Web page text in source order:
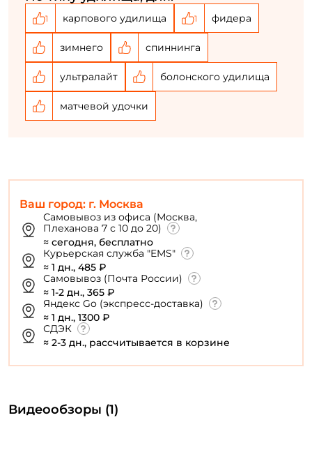
Ваш город: г. Москва
Самовывоз из офиса (Москва,
Плеханова 7 с 10 до 20)
≈ сегодня, бесплатно
Курьерская служба "EMS"
≈ 1 дн., 485 ₽
Самовывоз (Почта России)
≈ 1-2 дн., 365 ₽
Яндекс Go (экспресс-доставка)
≈ 1 дн., 1300 ₽
СДЭК
≈ 2-3 дн., рассчитывается в корзине
специальным ободом, который способствует
увеличению дальности заброса.
1 карпового удилища 1 фидера
зимнего спиннинга
ультралайт болонского удилища
матчевой удочки
Видеообзоры (1)
У меня уже есть аккаунт